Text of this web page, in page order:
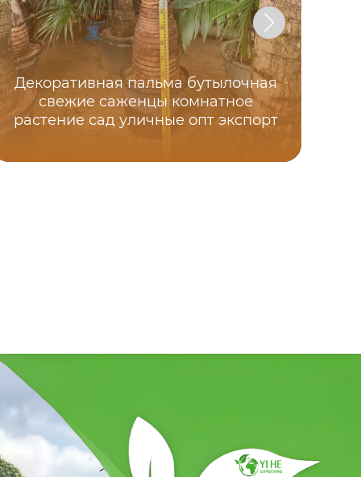
Декоративная пальма бутылочная
свежие саженцы комнатное
растение сад уличные опт экспорт